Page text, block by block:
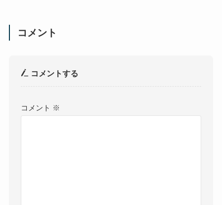
コメント
コメントする
コメント ※